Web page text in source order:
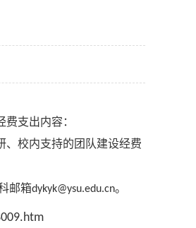
支出内容：
、校内支持的团队建设经费
邮箱dykyk@ysu.edu.cn。